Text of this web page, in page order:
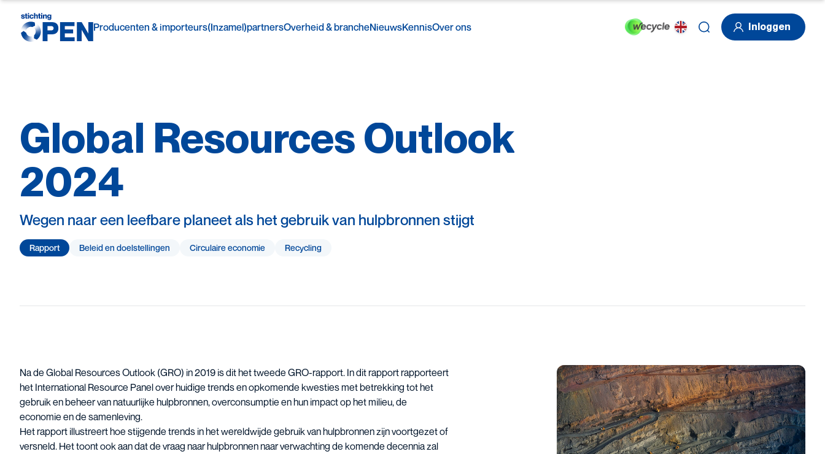
Skip to content
Producenten & importeurs(Inzamel)partnersOverheid & brancheNieuwsKennisOver ons Inloggen
Global Resources Outlook
2024
Wegen naar een leefbare planeet als het gebruik van hulpbronnen stijgt
Rapport Beleid en doelstellingen Circulaire economie Recycling
Na de Global Resources Outlook (GRO) in 2019 is dit het tweede GRO-rapport. In dit rapport rapporteert
het International Resource Panel over huidige trends en opkomende kwesties met betrekking tot het
gebruik en beheer van natuurlijke hulpbronnen, overconsumptie en hun impact op het milieu, de
economie en de samenleving.
Het rapport illustreert hoe stijgende trends in het wereldwijde gebruik van hulpbronnen zijn voortgezet of
versneld. Het toont ook aan dat de vraag naar hulpbronnen naar verwachting de komende decennia zal